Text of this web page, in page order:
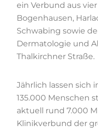
ein Verbund aus
Bogenhausen,
Schwabing sowie
Dermatologie und
Thalkirchner Straße.
Jährlich lassen sich
135.000 Menschen
aktuell rund 7.000
Klinikverbund der